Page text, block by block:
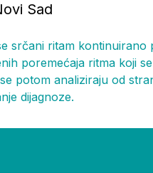
Sad
srčani ritam
poremećaja ritma koji
potom analiziraju od
dijagnoze.